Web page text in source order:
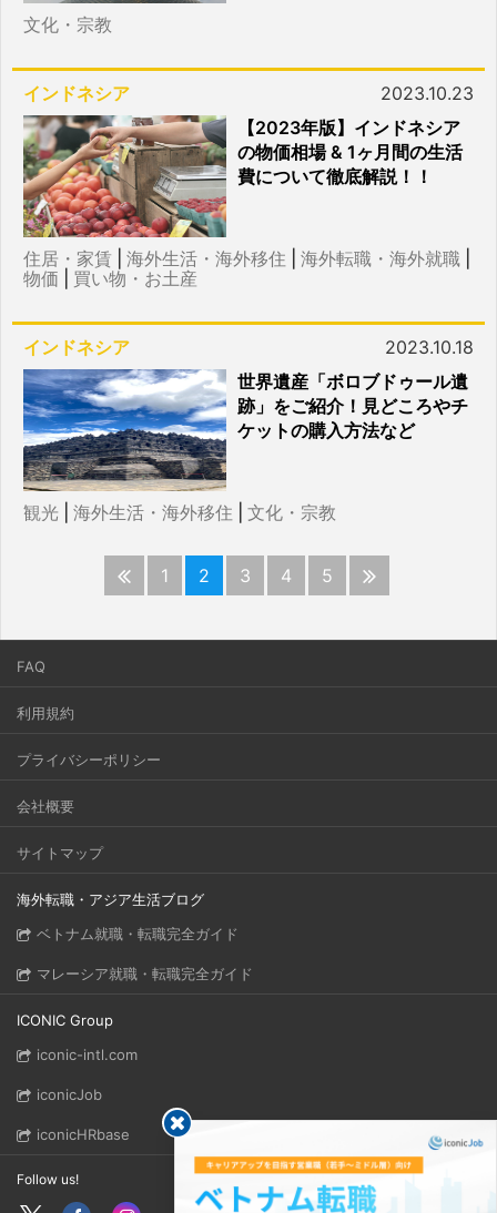
文化・宗教
インドネシア
2023.10.23
【2023年版】インドネシア
の物価相場 & 1ヶ月間の生活
費について徹底解説！！
住居・家賃 海外生活・海外移住 海外転職・海外就職
物価
買い物・お土産
インドネシア
2023.10.18
世界遺産「ボロブドゥール遺
跡」をご紹介！見どころやチ
ケットの購入方法など
観光 海外生活・海外移住 文化・宗教
1 2 3 4 5
FAQ
利用規約
プライバシーポリシー
会社概要
サイトマップ
海外転職・アジア生活ブログ
ベトナム就職・転職完全ガイド
マレーシア就職・転職完全ガイド
ICONIC Group
iconic-intl.com
iconicJob
iconicHRbase
Follow us!